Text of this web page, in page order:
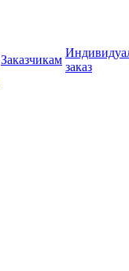
Заказчикам
заказ